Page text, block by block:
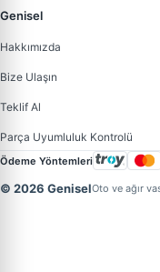
Genisel
Hakkımızda
Bize Ulaşın
Teklif Al
Parça Uyumluluk Kontrolü
Ödeme Yöntemleri
© 2026 GeniselOto ve ağır